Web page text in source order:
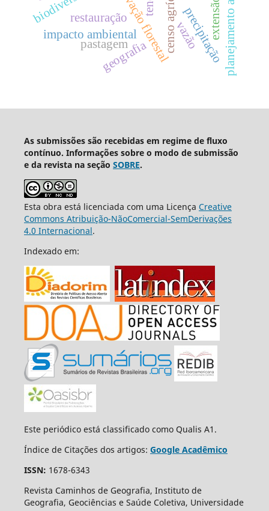
impacto ambiental censo agrícolaprecipitação
vazão
restauração
pastagem
geografia
As submissões são recebidas em regime de fluxo
contínuo. Informações sobre o modo de submissão
e da revista na seção SOBRE.
Esta obra está licenciada com uma Licença Creative
Commons Atribuição-NãoComercial-SemDerivações
4.0 Internacional.
Indexado em:
Este periódico está classificado como Qualis A1.
Índice de Citações dos artigos: Google Acadêmico
ISSN: 1678-6343
Revista Caminhos de Geografia, Instituto de
Geografia, Geociências e Saúde Coletiva, Universidade